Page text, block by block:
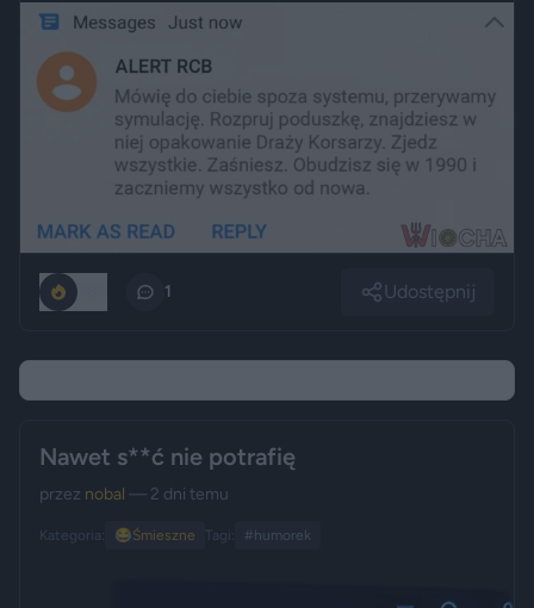
1 Udostępnij
Nawet s**ć nie potrafię
przez nobal — 2 dni temu
Kategoria: 😂Śmieszne Tagi: #humorek